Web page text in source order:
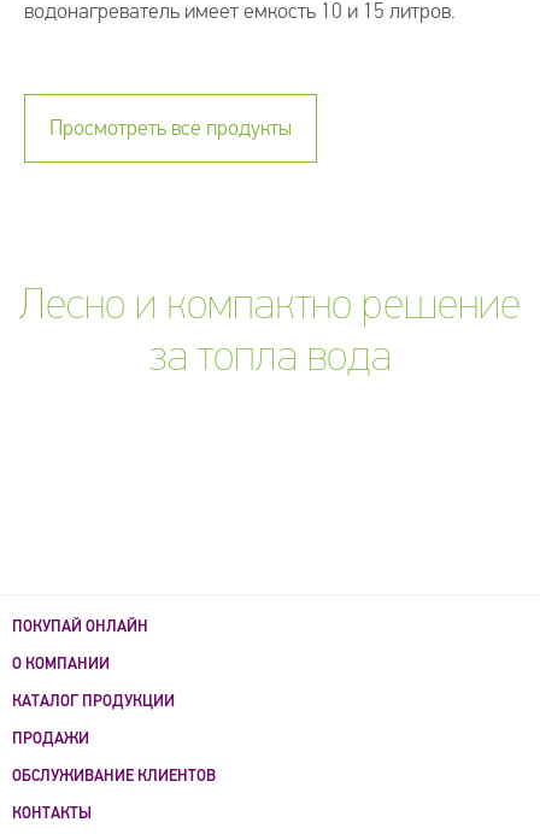
водонагреватель имеет емкость 10 и 15 литров.
Просмотреть все продукты
Лесно и компактно решение
за топла вода
ПОКУПАЙ ОНЛАЙН
О КОМПАНИИ
КАТАЛОГ ПРОДУКЦИИ
ПРОДАЖИ
ОБСЛУЖИВАНИЕ КЛИЕНТОВ
КОНТАКТЫ